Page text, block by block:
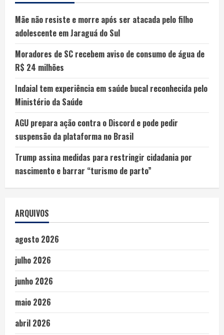
Mãe não resiste e morre após ser atacada pelo filho
adolescente em Jaraguá do Sul
Moradores de SC recebem aviso de consumo de água de
R$ 24 milhões
Indaial tem experiência em saúde bucal reconhecida pelo
Ministério da Saúde
AGU prepara ação contra o Discord e pode pedir
suspensão da plataforma no Brasil
Trump assina medidas para restringir cidadania por
nascimento e barrar “turismo de parto”
ARQUIVOS
agosto 2026
julho 2026
junho 2026
maio 2026
abril 2026